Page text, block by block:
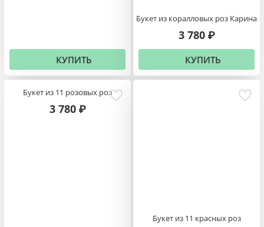
КУПИТЬ
Букет из коралловых роз Карина
3 780 ₽
КУПИТЬ
Букет из 11 розовых роз
3 780 ₽
Букет из 11 красных роз